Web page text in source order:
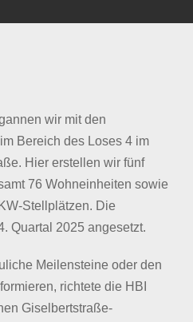
wir mit den
Bereich des Loses 4 im
Hier erstellen wir fünf
76 Wohneinheiten sowie
Stellplätzen. Die
Quartal 2025 angesetzt.
Meilensteine oder den
richtete die HBI
Giselbertstraße-